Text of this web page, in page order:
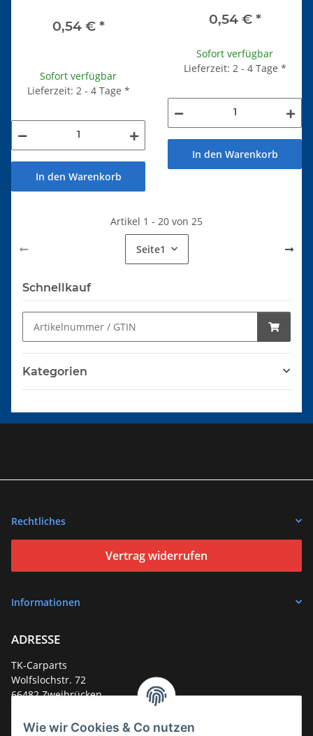
Wie wir Cookies & Co nutzen
0,54 € *
Sofort verfügbar
Lieferzeit: 2 - 4 Tage *
In den Warenkorb
0,54 € *
Sofort verfügbar
Lieferzeit: 2 - 4 Tage *
In den Warenkorb
Artikel 1 - 20 von 25
Seite1
Schnellkauf
Kategorien
Rechtliches
Vertrag widerrufen
Informationen
ADRESSE
TK-Carparts
Wolfslochstr. 72
66482 Zweibrücken